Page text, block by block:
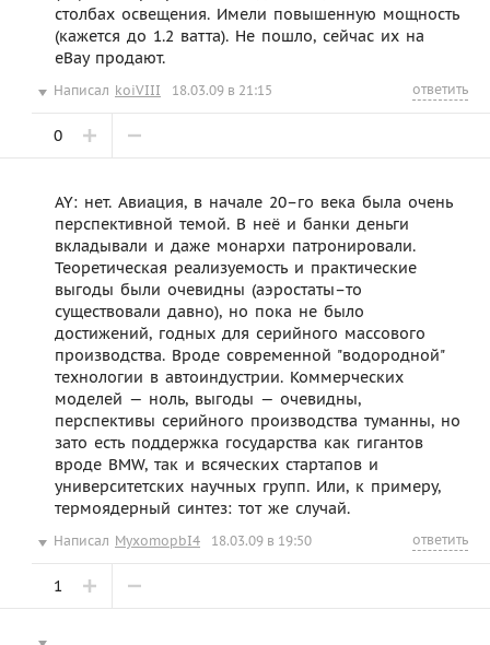
столбах освещения. Имели повышенную мощность
(кажется до 1.2 ватта). Не пошло, сейчас их на
eBay продают.
Написал koiVIII 18.03.09 в 21:15 ответить
0
AY: нет. Авиация, в начале 20–го века была очень
перспективной темой. В неё и банки деньги
вкладывали и даже монархи патронировали.
Теоретическая реализуемость и практические
выгоды были очевидны (аэростаты–то
существовали давно), но пока не было
достижений, годных для серийного массового
производства. Вроде современной "водородной"
технологии в автоиндустрии. Коммерческих
моделей — ноль, выгоды — очевидны,
перспективы серийного производства туманны, но
зато есть поддержка государства как гигантов
вроде BMW, так и всяческих стартапов и
университетских научных групп. Или, к примеру,
термоядерный синтез: тот же случай.
Написал MyxomopbI4 18.03.09 в 19:50 ответить
1